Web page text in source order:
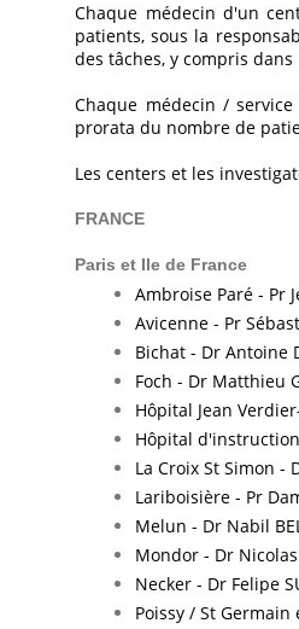
​Chaque médecin d'un
patients, sous la
des tâches, y compris
Chaque médecin /
prorata du nombre de
Les centers et les
FRANCE
Paris et Ile de France
Ambroise Paré - Pr
Avicenne - Pr
Bichat - Dr Antoine
Foch - Dr Matthieu
Hôpital Jean
Hôpital
La Croix St Simon -
Lariboisière - Pr
Melun - Dr Nabil
Mondor - Dr
Necker - Dr Felipe
Poissy / St Germain